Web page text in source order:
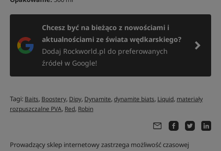
Chcesz być na bieżąco z nowościami i
aktualnościami ze świata wędkarskiego?
Dodaj Rockworld.pl do preferowanych
źródeł w Google!
Tagi: Baits, Boostery, Dipy, Dynamite,dynamite biats, Liquid, materiały
rozpuszczalne PVA, Red, Robin
Prowadzący sklep internetowy zastrzega możliwość czasowej